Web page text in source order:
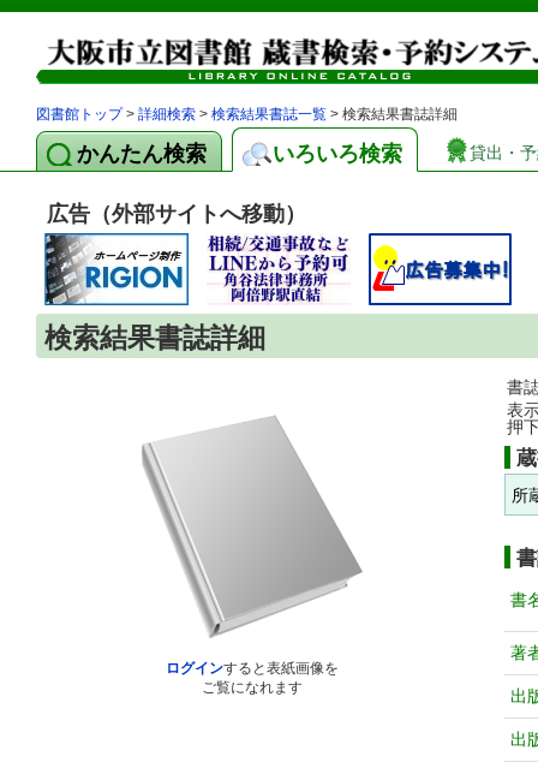
図書館トップ> 詳細検索 > 検索結果書誌一覧 > 検索結果書誌詳細
かんたん検索 いろいろ検索 貸出・
広告（外部サイトへ移動）
検索結果書誌詳細
ログインすると表紙画像を
ご覧になれます
書
表
押
所
書
著
出
出